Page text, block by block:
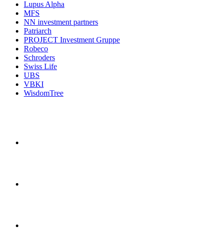
Lupus Alpha
MFS
NN investment partners
Patriarch
PROJECT Investment Gruppe
Robeco
Schroders
Swiss Life
UBS
VBKI
WisdomTree